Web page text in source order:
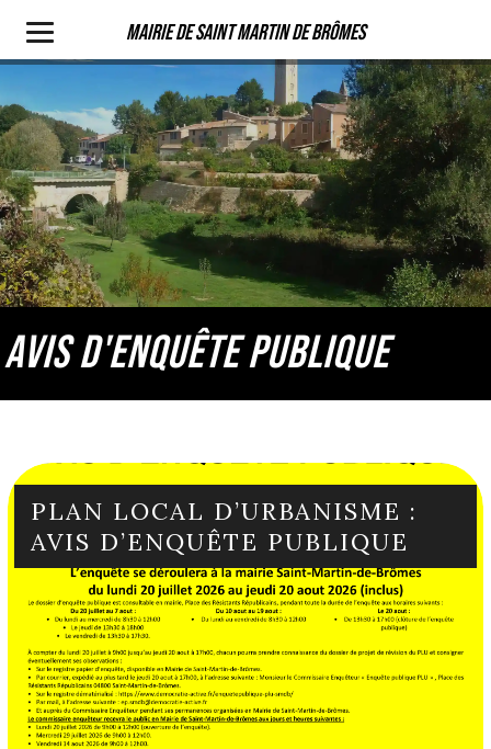
Mairie de Saint Martin de Brômes
AVIS D'ENQUÊTE PUBLIQUE
PLAN LOCAL D’URBANISME :
AVIS D’ENQUÊTE PUBLIQUE